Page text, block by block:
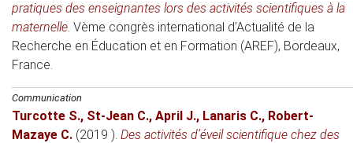
pratiques des enseignantes lors des activités scientifiques à la
maternelle. Vème congrès international d’Actualité de la
Recherche en Éducation et en Formation (AREF), Bordeaux,
France.
Communication
Turcotte S., St-Jean C., April J., Lanaris C., Robert-
Mazaye C. (2019 ). Des activités d’éveil scientifique chez des